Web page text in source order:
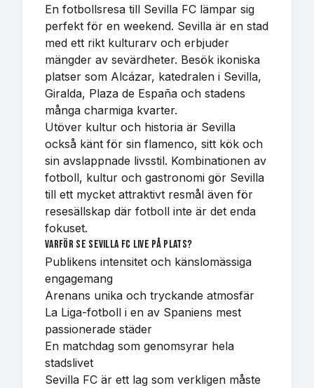
En fotbollsresa till Sevilla FC lämpar sig
perfekt för en weekend. Sevilla är en stad
med ett rikt kulturarv och erbjuder
mängder av sevärdheter. Besök ikoniska
platser som Alcázar, katedralen i Sevilla,
Giralda, Plaza de España och stadens
många charmiga kvarter.
Utöver kultur och historia är Sevilla
också känt för sin flamenco, sitt kök och
sin avslappnade livsstil. Kombinationen av
fotboll, kultur och gastronomi gör Sevilla
till ett mycket attraktivt resmål även för
resesällskap där fotboll inte är det enda
fokuset.
Varför se Sevilla FC live på plats?
Publikens intensitet och känslomässiga
engagemang
Arenans unika och tryckande atmosfär
La Liga-fotboll i en av Spaniens mest
passionerade städer
En matchdag som genomsyrar hela
stadslivet
Sevilla FC är ett lag som verkligen måste